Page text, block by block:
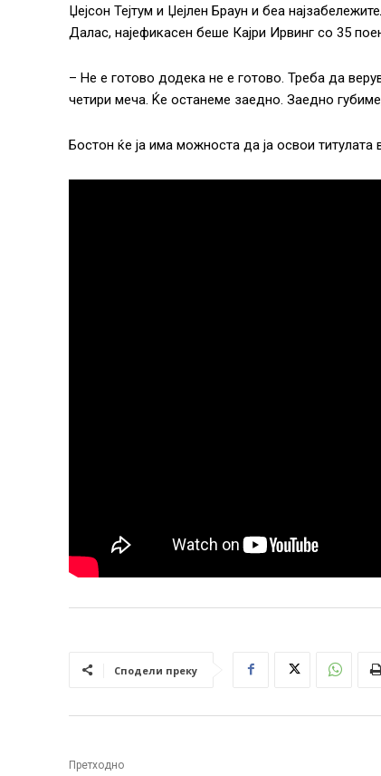
Џејсон Тејтум и Џејлен Браун и беа
Далас, најефикасен беше Кајри Ирвинг со 35
– Не е готово додека не е готово. Треба да
четири меча. Ќе останеме заедно. Заедно
Бостон ќе ја има можноста да ја освои
Сподели преку
Претходно